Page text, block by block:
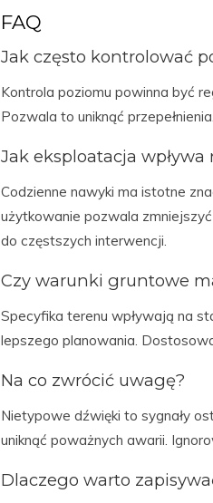
FAQ
Jak często kontrolować
Kontrola poziomu powinna być
Pozwala to uniknąć
Jak eksploatacja
Codzienne nawyki ma istotne
użytkowanie pozwala
do częstszych interwencji.
Czy warunki gruntowe
Specyfika terenu wpływają na
lepszego planowania.
Na co zwrócić uwagę?
Nietypowe dźwięki to sygnały
uniknąć poważnych awarii.
Dlaczego warto